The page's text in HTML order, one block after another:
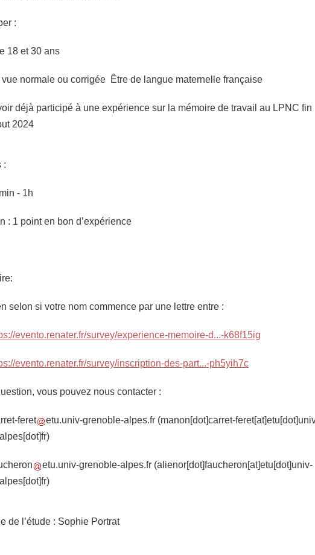
:
18 et 30 ans
normale ou corrigée Être de langue maternelle française
déjà participé à une expérience sur la mémoire de travail au LPNC fin
2024
:
- 1h
: 1 point en bon d’expérience
selon si votre nom commence par une lettre entre :
evento.renater.fr/survey/experience-memoire-d...-k68f15ig
evento.renater.fr/survey/inscription-des-part...-ph5yih7c
vous pouvez nous contacter :
feret etu.univ-grenoble-alpes.fr(manon[dot]carret-
etu.univ-grenoble-alpes.fr(alienor[dot]faucheron[at]etu[dot]univ-
de l’étude : Sophie Portrat